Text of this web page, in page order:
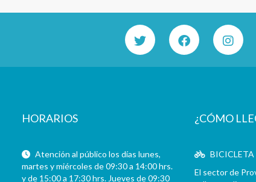
HORARIOS
Atención al público los días lunes,
martes y miércoles de 09:30 a 14:00 hrs.
y de 15:00 a 17:30 hrs. Jueves de 09:30
¿CÓMO
BICICLETA
El sector de